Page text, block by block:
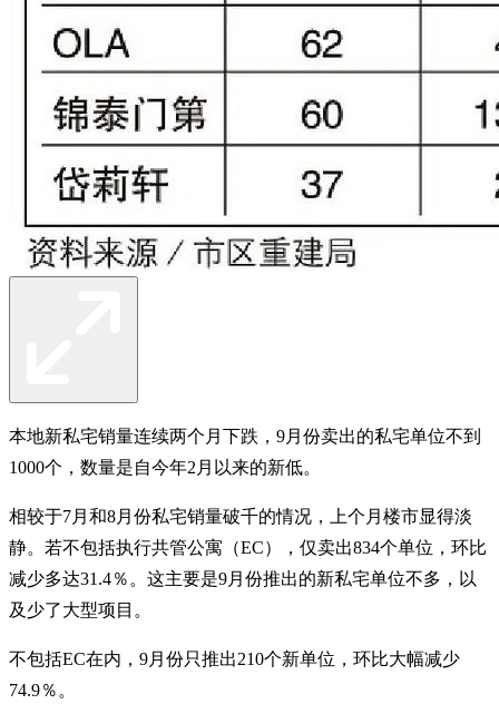
本地新私宅销量连续两个月下跌，9月份卖出的私宅单位不到
1000个，数量是自今年2月以来的新低。
相较于7月和8月份私宅销量破千的情况，上个月楼市显得淡
静。若不包括执行共管公寓（EC），仅卖出834个单位，环比
减少多达31.4％。这主要是9月份推出的新私宅单位不多，以
及少了大型项目。
不包括EC在内，9月份只推出210个新单位，环比大幅减少
74.9％。